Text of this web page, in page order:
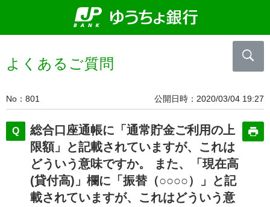
よくあるご質問
No 801 公開日時 2020/03/04 19:27
総合口座通帳に「通常貯金ご利用の上
限額」と記載されていますが、これは
どういう意味ですか。 また、「現在高
(貸付高)」欄に「振替（○○○○）」と記
載されていますが、これはどういう意